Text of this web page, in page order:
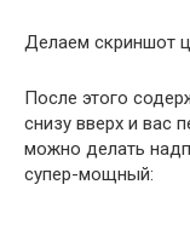
Делаем скриншот
После этого
снизу вверх и вас
можно делать
супер-мощный: